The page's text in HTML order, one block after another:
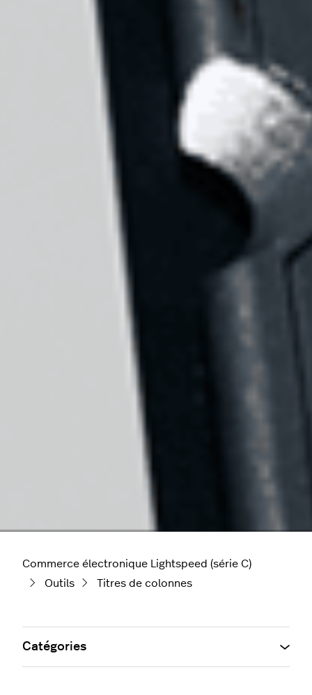
Commerce électronique Lightspeed (série C)
Outils
Titres de colonnes
Catégories